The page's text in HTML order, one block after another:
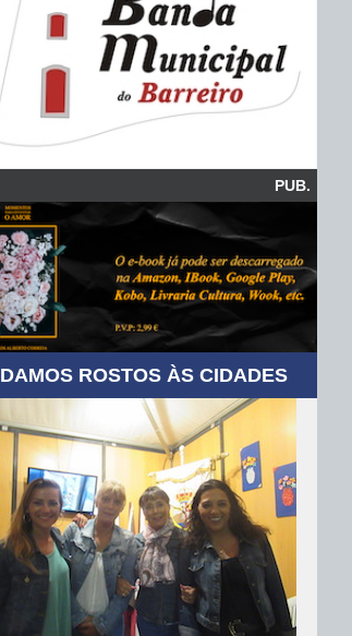
PUB.
DAMOS ROSTOS ÀS CIDADES